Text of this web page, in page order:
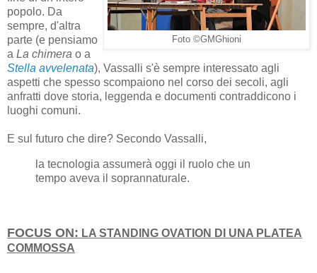
Foto ©GMGhioni
popolo. Da
sempre, d'altra
parte (e pensiamo
a La chimera o a
Stella avvelenata), Vassalli s'è sempre interessato agli
aspetti che spesso scompaiono nel corso dei secoli, agli
anfratti dove storia, leggenda e documenti contraddicono i
luoghi comuni.
E sul futuro che dire? Secondo Vassalli,
la tecnologia assumerà oggi il ruolo che un
tempo aveva il soprannaturale.
FOCUS ON: LA STANDING OVATION DI UNA PLATEA
COMMOSSA